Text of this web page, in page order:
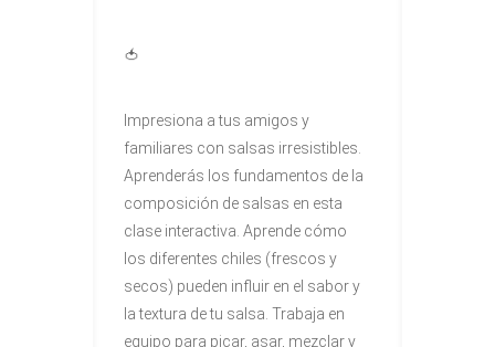
🍅
Impresiona a tus amigos y
familiares con salsas irresistibles.
Aprenderás los fundamentos de la
composición de salsas en esta
clase interactiva. Aprende cómo
los diferentes chiles (frescos y
secos) pueden influir en el sabor y
la textura de tu salsa. Trabaja en
equipo para picar, asar, mezclar y